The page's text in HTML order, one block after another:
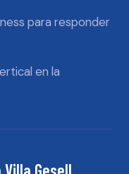
para responder
en la